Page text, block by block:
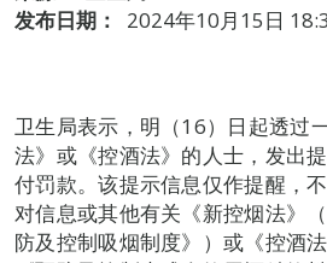
发布日期：
2024年10月15日
卫生局表示，明（16）日起透过
法》或《控酒法》的人士，发出
付罚款。该提示信息仅作提醒，
对信息或其他有关《新控烟法》
防及控制吸烟制度》）或《控酒